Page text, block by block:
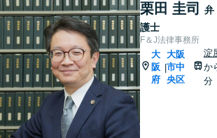
栗田 圭司
弁
護士
F＆J法律事務所
大
阪
府
|
大阪
市中
央区
淀
か
分